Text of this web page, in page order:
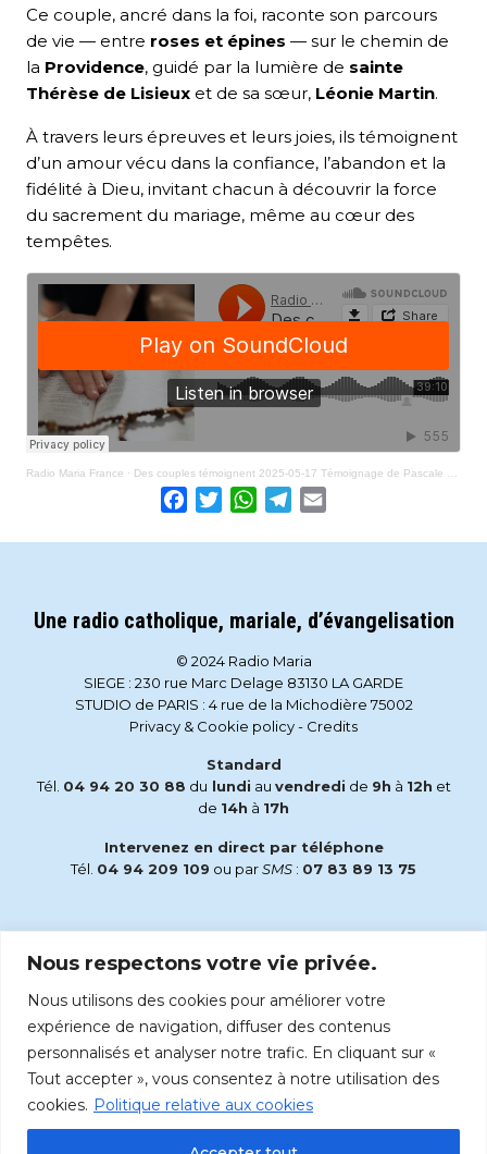
Nous respectons votre vie privée.
Nous utilisons des cookies pour améliorer votre
expérience de navigation, diffuser des contenus
personnalisés et analyser notre trafic. En cliquant sur «
Tout accepter », vous consentez à notre utilisation des
cookies. Politique relative aux cookies
Ce couple, ancré dans la foi, raconte son parcours
de vie — entre roses et épines — sur le chemin de
la Providence, guidé par la lumière de sainte
Thérèse de Lisieux et de sa sœur, Léonie Martin.
À travers leurs épreuves et leurs joies, ils témoignent
d’un amour vécu dans la confiance, l’abandon et la
fidélité à Dieu, invitant chacun à découvrir la force
du sacrement du mariage, même au cœur des
tempêtes.
Radio Maria France · Des couples témoignent 2025-05-17 Témoignage de Pascale et Bertrand Poulpiquet
Facebook
TwitterWhatsApp
Telegram
Une radio catholique, mariale, d’évangelisation
© 2024 Radio Maria
SIEGE : 230 rue Marc Delage 83130 LA GARDE
STUDIO de PARIS : 4 rue de la Michodière 75002
Privacy & Cookie policy- Credits
Standard
Tél. 04 94 20 30 88 du lundi au vendredi de 9h à 12h et
de 14h à 17h
Intervenez en direct par téléphone
Tél. 04 94 209 109 ou parSMS : 07 83 89 13 75
accueil@radiomaria.fr
Écoutez Radio Maria sur :